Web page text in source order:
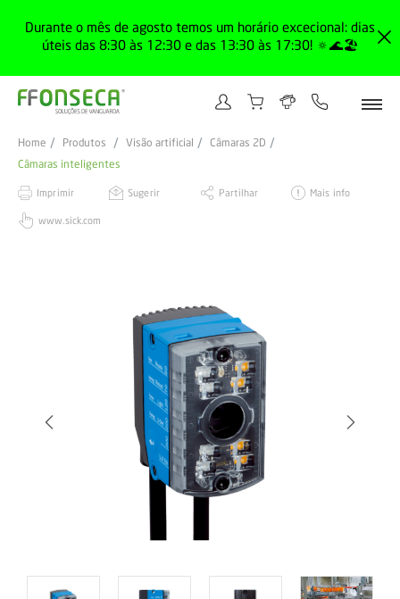
Durante o mês de agosto temos um horário excecional: dias
úteis das 8:30 às 12:30 e das 13:30 às 17:30! 🔅🌊🏖️
Home Produtos Visão artificial
Câmaras 2D
Câmaras inteligentes
Imprimir Sugerir Partilhar Mais info
www.sick.com